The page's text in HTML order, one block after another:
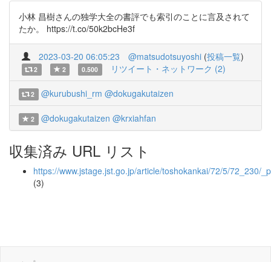
小林 昌樹さんの独学大全の書評でも索引のことに言及されて
たか。 https://t.co/50k2bcHe3f
2023-03-20 06:05:23 @matsudotsuyoshi (投稿一覧)
2 2 0.500 リツイート・ネットワーク (2)
2 @kurubushi_rm @dokugakutaizen
2 @dokugakutaizen @krxiahfan
収集済み URL リスト
https://www.jstage.jst.go.jp/article/toshokankai/72/5/72_230/
(3)